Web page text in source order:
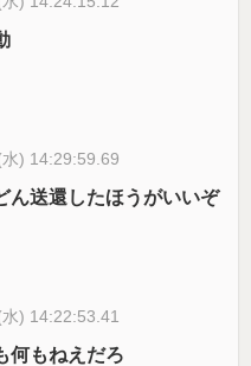
) 14:29:59.69
ん送還したほうがいいぞ
) 14:22:53.41
何もねえだろ